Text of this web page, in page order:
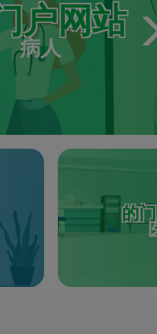
户网站
病人
的